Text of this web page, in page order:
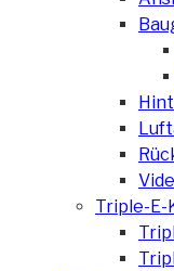
Triple-E-